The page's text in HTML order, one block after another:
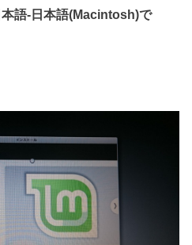
語-日本語(Macintosh)で